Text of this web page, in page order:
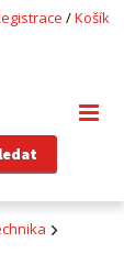
Košík
/